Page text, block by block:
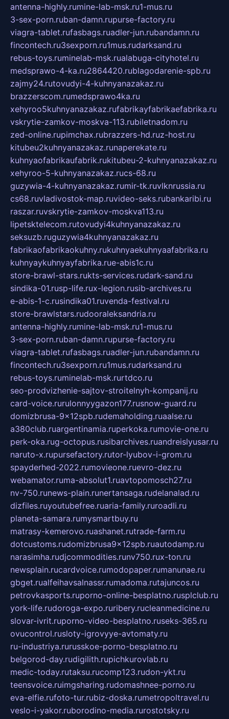
antenna-highly.rumine-lab-msk.ru1-mus.ru
3-sex-porn.ruban-damn.rupurse-factory.ru
viagra-tablet.rufasbags.ruadler-jun.rubandamn.ru
fincontech.ru3sexporn.ru1mus.rudarksand.ru
rebus-toys.ruminelab-msk.rualabuga-cityhotel.ru
medsprawo-4-ka.ru2864420.rublagodarenie-spb.ru
zajmy24.rutovudyi-4-kuhnyanazakaz.ru
brazzerscom.rumedsprawo4ka.ru
xehyroo5kuhnyanazakaz.rufabrikayfabrikaefabrika.ru
vskrytie-zamkov-moskva-113.rubiletnadom.ru
zed-online.rupimchax.rubrazzers-hd.ruz-host.ru
kitubeu2kuhnyanazakaz.runaperekate.ru
kuhnyaofabrikaufabrik.rukitubeu-2-kuhnyanazakaz.ru
xehyroo-5-kuhnyanazakaz.rucs-68.ru
guzywia-4-kuhnyanazakaz.rumir-tk.ruvlknrussia.ru
cs68.ruvladivostok-map.ruvideo-seks.rubankaribi.ru
raszar.ruvskrytie-zamkov-moskva113.ru
lipetsktelecom.rutovudyi4kuhnyanazakaz.ru
seksuzb.ruguzywia4kuhnyanazakaz.ru
fabrikaofabrikaokuhny.rukuhnyaekuhnyaafabrika.ru
kuhnyaykuhnyayfabrika.rue-abis1c.ru
store-brawl-stars.rukts-services.rudark-sand.ru
sindika-01.rusp-life.rux-legion.rusib-archives.ru
e-abis-1-c.rusindika01.ruvenda-festival.ru
store-brawlstars.rudooraleksandria.ru
antenna-highly.rumine-lab-msk.ru1-mus.ru
3-sex-porn.ruban-damn.rupurse-factory.ru
viagra-tablet.rufasbags.ruadler-jun.rubandamn.ru
fincontech.ru3sexporn.ru1mus.rudarksand.ru
rebus-toys.ruminelab-msk.rurtdco.ru
seo-prodvizhenie-sajtov-stroitelnyh-kompanij.ru
card-voice.rurulonnyygazon177.rusnow-guard.ru
domizbrusa-9x12spb.rudemaholding.ruaalse.ru
a380club.ruargentinamia.ruperkoka.rumovie-one.ru
perk-oka.rug-octopus.rusibarchives.ruandreislyusar.ru
naruto-x.rupursefactory.rutor-lyubov-i-grom.ru
spayderhed-2022.rumovieone.ruevro-dez.ru
webamator.ruma-absolut1.ruavtopomosch27.ru
nv-750.runews-plain.runertansaga.rudelanalad.ru
dizfiles.ruyoutubefree.ruaria-family.ruroadli.ru
planeta-samara.rumysmartbuy.ru
matrasy-kemerovo.ruashanet.rutrade-farm.ru
dotcustoms.rudomizbrusa9x12spb.ruautodamp.ru
narasimha.rudjcommodities.runv750.rux-ton.ru
newsplain.rucardvoice.rumodopaper.rumanunae.ru
gbget.rualfeihavsalnassr.rumadoma.rutajuncos.ru
petrovkasports.ruporno-online-besplatno.rusplclub.ru
york-life.rudoroga-expo.ruribery.rucleanmedicine.ru
slovar-ivrit.ruporno-video-besplatno.ruseks-365.ru
ovucontrol.rusloty-igrovyye-avtomaty.ru
ru-industriya.rurusskoe-porno-besplatno.ru
belgorod-day.rudigilith.rupichkurovlab.ru
medic-today.rutaksu.rucomp123.rudon-ykt.ru
teensvoice.ruimgsharing.rudomashnee-porno.ru
eva-elfie.rufoto-tur.rubiz-doska.rumetropoltravel.ru
veslo-i-yakor.ruborodino-media.rurostotsky.ru